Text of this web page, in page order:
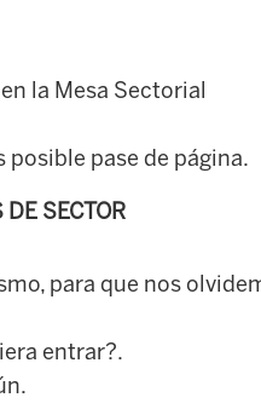
la Mesa Sectorial
posible pase de página.
SECTOR
para que nos
entrar?.